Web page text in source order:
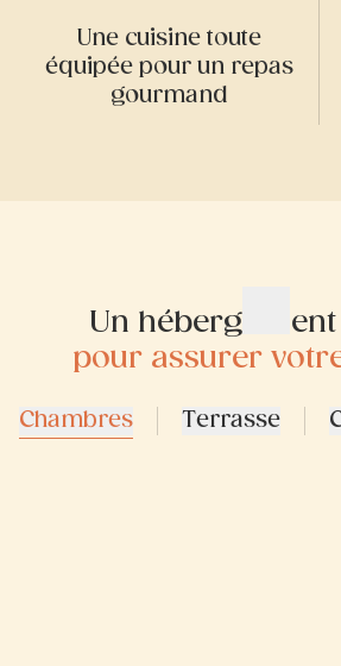
Une cuisine toute
équipée pour un repas
gourmand
Un
pour assurer
Chambres Terrasse